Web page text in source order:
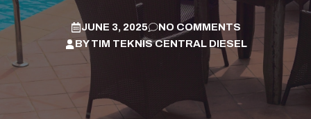
JUNE 3, 2025
NO COMMENTS
BYTIM TEKNIS CENTRAL DIESEL